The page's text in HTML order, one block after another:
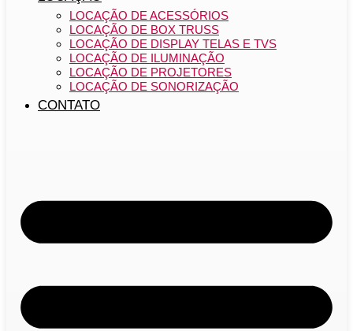
LOCAÇÃO DE ACESSÓRIOS
LOCAÇÃO DE BOX TRUSS
LOCAÇÃO DE DISPLAY TELAS E TVS
LOCAÇÃO DE ILUMINAÇÃO
LOCAÇÃO DE PROJETORES
LOCAÇÃO DE SONORIZAÇÃO
CONTATO